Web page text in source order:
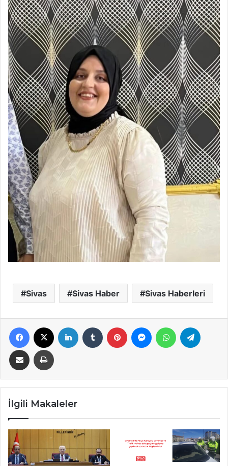
Sivas Sivas Haber Sivas Haberleri
Facebook LinkedIn Tumblr Pinterest MessengerWhatsApp
E-Posta ile paylaş Yazdır
İlgili Makaleler